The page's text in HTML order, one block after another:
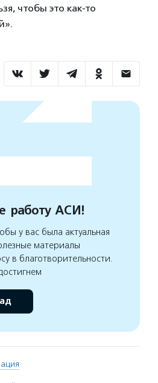
чтобы это как-то
работу АСИ!
у вас была актуальная
материалы
в благотворительности.